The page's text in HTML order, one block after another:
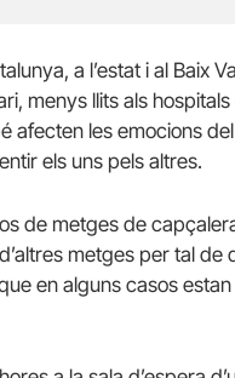
a l’estat i al Baix
menys llits als
afecten les emocions
els uns pels altres.
de metges de
metges per tal de
en alguns casos